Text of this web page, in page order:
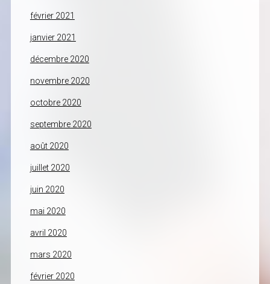
février 2021
janvier 2021
décembre 2020
novembre 2020
octobre 2020
septembre 2020
août 2020
juillet 2020
juin 2020
mai 2020
avril 2020
mars 2020
février 2020